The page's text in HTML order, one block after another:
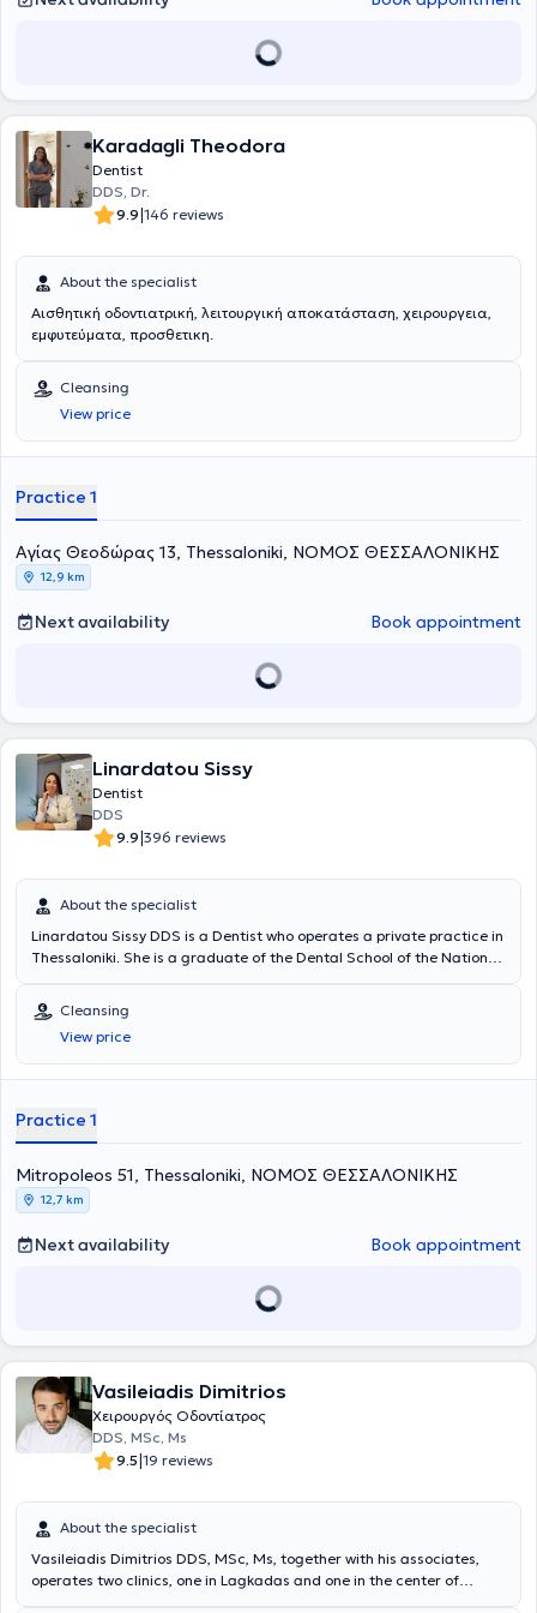
Karadagli Theodora
Dentist
DDS, Dr.
9.9|146 reviews
About the specialist
Αισθητική οδοντιατρική, λειτουργική αποκατάσταση, χειρουργεια,
εμφυτεύματα, προσθετικη.
Cleansing
View price
Practice 1
Aγίας Θεοδώρας 13, Thessaloniki, ΝΟΜΟΣ ΘΕΣΣΑΛΟΝΙΚΗΣ
12,9 km
Next availability Book appointment
Linardatou Sissy
Dentist
DDS
9.9|396 reviews
About the specialist
Linardatou Sissy DDS is a Dentist who operates a private practice in
Thessaloniki. She is a graduate of the Dental School of the National
in prosthodontics and cosmetic dentistry. She has worked at a
General Dentistry Clinic in Thessaloniki and at a Cosmetic Dentistry
Clinic in Athens. In her practice, she manages cases involving
endodontics, preventive dentistry, pediatric dentistry, occlusal
Association.
Cleansing
View price
Practice 1
Mitropoleos 51, Thessaloniki, ΝΟΜΟΣ ΘΕΣΣΑΛΟΝΙΚΗΣ
12,7 km
Next availability Book appointment
Vasileiadis Dimitrios
Χειρουργός Οδοντίατρος
DDS, MSc, Ms
9.5|19 reviews
About the specialist
Vasileiadis Dimitrios DDS, MSc, Ms, together with his associates,
operates two clinics, one in Lagkadas and one in the center of